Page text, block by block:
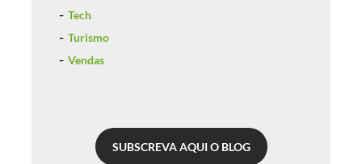
Tech
Turismo
Vendas
SUBSCREVA AQUI O BLOG